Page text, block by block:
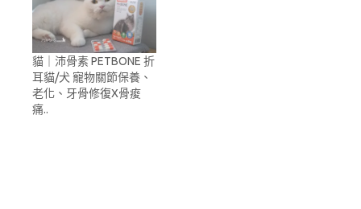
貓｜沛骨素 PETBONE 折
耳貓/犬 寵物關節保養、
老化、牙骨修復X骨痠
痛..